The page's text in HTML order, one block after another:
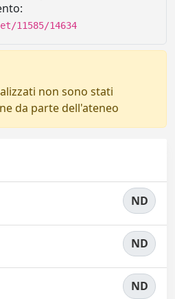
11585/14634
non sono stati
da parte dell'ateneo
ND
ND
ND